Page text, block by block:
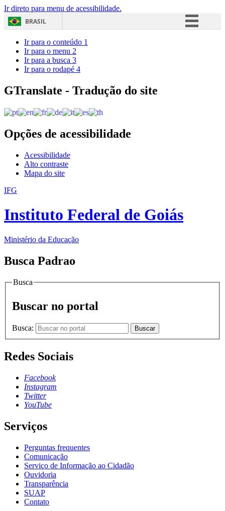
Ir direto para menu de acessibilidade.
BRASIL
Acesso à informação
Ir para o conteúdo 1
Ir para o menu 2
Ir para a busca 3
Ir para o rodapé 4
GTranslate - Tradução do site
Opções de acessibilidade
Acessibilidade
Alto contraste
Mapa do site
IFG
Instituto Federal de Goiás
Ministério da Educação
Busca Padrao
Busca
Buscar no portal
Busca: Buscar
Redes Sociais
Facebook
Instagram
Twitter
YouTube
Serviços
Perguntas frequentes
Comunicação
Serviço de Informação ao Cidadão
Ouvidoria
Transparência
SUAP
Contato